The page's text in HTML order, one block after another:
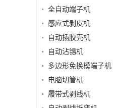
全自动端子机
感应式剥皮机
自动插胶壳机
自动沾锡机
多边形免换模端子机
电脑切管机
履带式剥线机